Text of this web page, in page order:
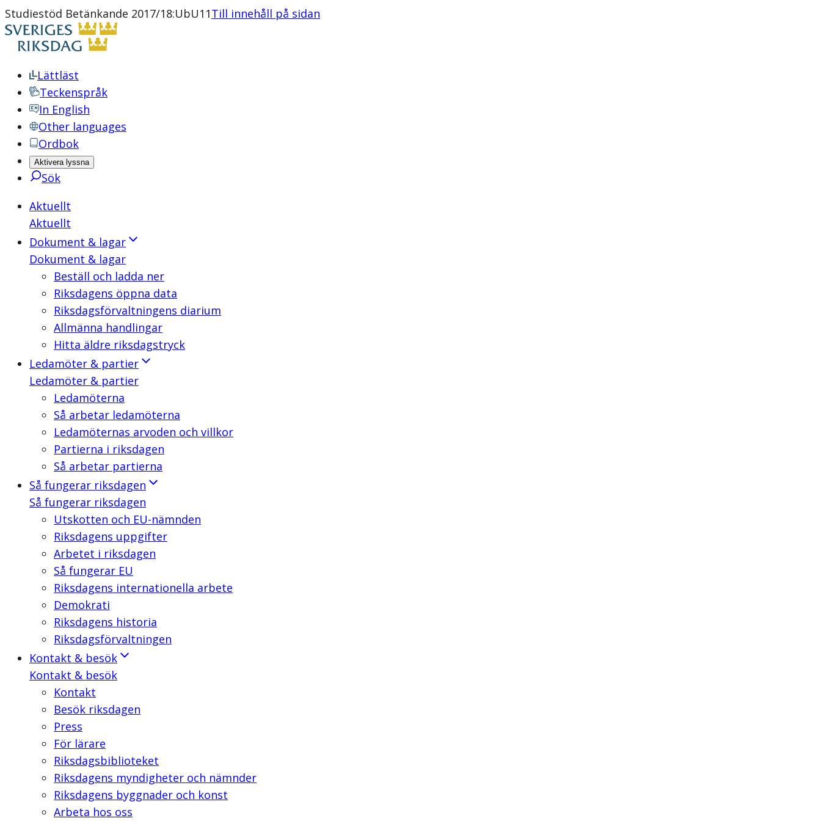
Studiestöd Betänkande 2017/18:UbU11Till innehåll på sidan
Lättläst
Teckenspråk
In English
Other languages
Ordbok
Aktivera lyssna
Sök
Aktuellt
Aktuellt
Dokument & lagar
Dokument & lagar
Beställ och ladda ner
Riksdagens öppna data
Riksdagsförvaltningens diarium
Allmänna handlingar
Hitta äldre riksdagstryck
Ledamöter & partier
Ledamöter & partier
Ledamöterna
Så arbetar ledamöterna
Ledamöternas arvoden och villkor
Partierna i riksdagen
Så arbetar partierna
Så fungerar riksdagen
Så fungerar riksdagen
Utskotten och EU-nämnden
Riksdagens uppgifter
Arbetet i riksdagen
Så fungerar EU
Riksdagens internationella arbete
Demokrati
Riksdagens historia
Riksdagsförvaltningen
Kontakt & besök
Kontakt & besök
Kontakt
Besök riksdagen
Press
För lärare
Riksdagsbiblioteket
Riksdagens myndigheter och nämnder
Riksdagens byggnader och konst
Arbeta hos oss